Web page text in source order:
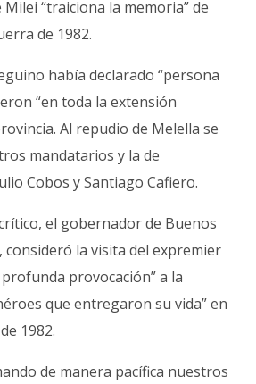
“traiciona la memoria” de
de 1982.
había declarado “persona
“en toda la extensión
Al repudio de Melella se
mandatarios y la de
Cobos y Santiago Cafiero.
el gobernador de Buenos
consideró la visita del expremier
provocación” a la
que entregaron su vida” en
1982.
de manera pacífica nuestros